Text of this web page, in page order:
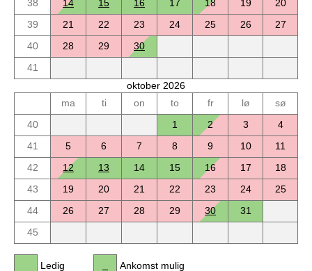
38
14 15 16 17 18 19
20
39
21 22 23 24 25 26
27
40
28 29
30
41
oktober 2026
ma
ti on to fr lø
sø
40
1 2 3
4
41
5 6 7 8 9 10
11
42
12 13 14 15 16 17
18
43
19 20 21 22 23 24
25
44
26 27 28 29 30
31
45
Ledig Ankomst mulig